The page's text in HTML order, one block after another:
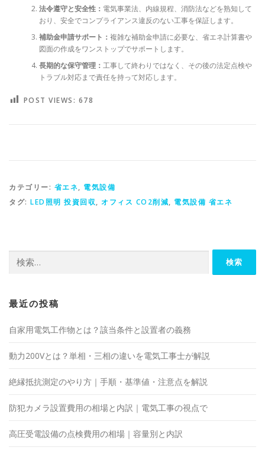
法令遵守と安全性： 電気事業法、内線規程、消防法などを熟知して
おり、安全でコンプライアンス違反のない工事を保証します。
補助金申請サポート： 複雑な補助金申請に必要な、省エネ計算書や
図面の作成をワンストップでサポートします。
長期的な保守管理： 工事して終わりではなく、その後の法定点検や
トラブル対応まで責任を持って対応します。
POST VIEWS: 678
カテゴリー: 省エネ, 電気設備
タグ: LED照明 投資回収, オフィス CO2削減, 電気設備 省エネ
索:
最近の投稿
自家用電気工作物とは？該当条件と設置者の義務
動力200Vとは？単相・三相の違いを電気工事士が解説
絶縁抵抗測定のやり方｜手順・基準値・注意点を解説
防犯カメラ設置費用の相場と内訳｜電気工事の視点で
高圧受電設備の点検費用の相場｜容量別と内訳